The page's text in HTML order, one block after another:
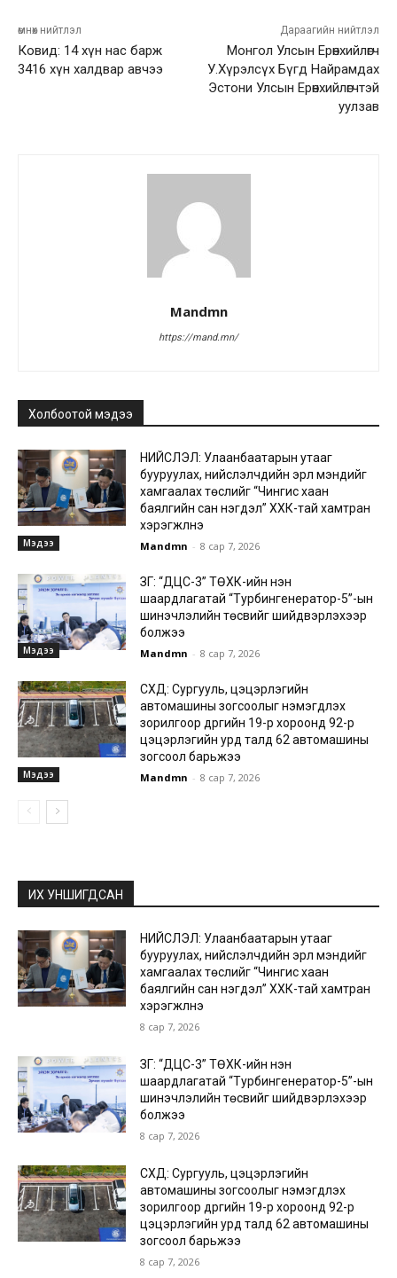
өмнөх нийтлэл
Ковид: 14 хүн нас барж
3416 хүн халдвар авчээ
Дараагийн нийтлэл
Монгол Улсын Ерөнхийлөгч
У.Хүрэлсүх Бүгд Найрамдах
Эстони Улсын Ерөнхийлөгчтэй
уулзав
Mandmn
https://mand.mn/
Холбоотой мэдээ
Мэдээ
НИЙСЛЭЛ: Улаанбаатарын утааг
бууруулах, нийслэлчүүдийн эрүүл мэндийг
хамгаалах төслийг “Чингис хаан
баялгийн сан нэгдэл” ХХК-тай хамтран
хэрэгжүүлнэ
Mandmn - 8 сар 7, 2026
Мэдээ
ЗГ: “ДЦС-3” ТӨХК-ийн нэн
шаардлагатай “Турбингенератор-5”-ын
шинэчлэлийн төсвийг шийдвэрлэхээр
болжээ
Mandmn - 8 сар 7, 2026
Мэдээ
СХД: Сургууль, цэцэрлэгийн
автомашины зогсоолыг нэмэгдүүлэх
зорилгоор дүүргийн 19-р хороонд 92-р
цэцэрлэгийн урд талд 62 автомашины
зогсоол барьжээ
Mandmn - 8 сар 7, 2026
ИХ УНШИГДСАН
НИЙСЛЭЛ: Улаанбаатарын утааг
бууруулах, нийслэлчүүдийн эрүүл мэндийг
хамгаалах төслийг “Чингис хаан
баялгийн сан нэгдэл” ХХК-тай хамтран
хэрэгжүүлнэ
8 сар 7, 2026
ЗГ: “ДЦС-3” ТӨХК-ийн нэн
шаардлагатай “Турбингенератор-5”-ын
шинэчлэлийн төсвийг шийдвэрлэхээр
болжээ
8 сар 7, 2026
СХД: Сургууль, цэцэрлэгийн
автомашины зогсоолыг нэмэгдүүлэх
зорилгоор дүүргийн 19-р хороонд 92-р
цэцэрлэгийн урд талд 62 автомашины
зогсоол барьжээ
8 сар 7, 2026